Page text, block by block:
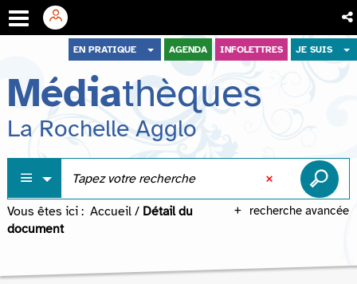
menu
contenu
recherche
EN PRATIQUE AGENDA INFOLETTRES JE SUIS
Médiathèques
La Rochelle Agglo
recherche avancée
Vous êtes ici : Accueil / Détail du
document